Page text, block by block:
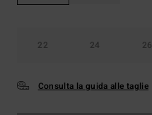
22 24 26
Consulta la guida alle taglie